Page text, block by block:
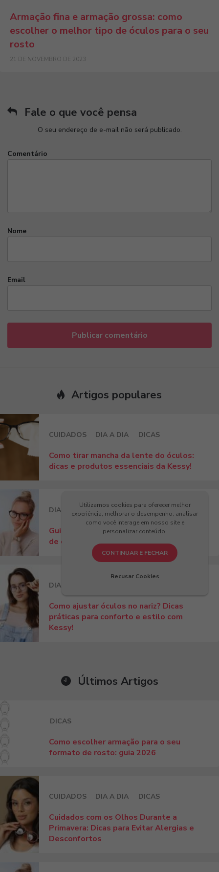
Armação fina e armação grossa: como
escolher o melhor tipo de óculos para o seu
rosto
21 DE NOVEMBRO DE 2023
Fale o que você pensa
O seu endereço de e-mail não será publicado.
Nome
Email
Comentário
Artigos populares
CUIDADOS DIA A DIA DICAS
Como tirar mancha da lente do óculos:
dicas e produtos essenciais da Kessy!
DIA A DIA DICAS
Guia completo: como escolher a armação
de óculos para rosto fino!
DIA A DIA
Como ajustar óculos no nariz? Dicas
práticas para conforto e estilo com
Kessy!
Últimos Artigos
DICAS
Como escolher armação para o seu
formato de rosto: guia 2026
CUIDADOS DIA A DIA DICAS
Cuidados com os Olhos Durante a
Primavera: Dicas para Evitar Alergias e
Desconfortos
Utilizamos cookies para oferecer melhor
experiência, melhorar o desempenho, analisar
como você interage em nosso site e
personalizar conteúdo.
CONTINUAR E FECHAR
Recusar Cookies